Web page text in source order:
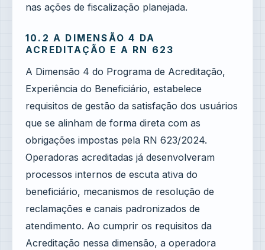
nas ações de fiscalização planejada.
10.2 A DIMENSÃO 4 DA
ACREDITAÇÃO E A RN 623
A Dimensão 4 do Programa de Acreditação,
Experiência do Beneficiário, estabelece
requisitos de gestão da satisfação dos usuários
que se alinham de forma direta com as
obrigações impostas pela RN 623/2024.
Operadoras acreditadas já desenvolveram
processos internos de escuta ativa do
beneficiário, mecanismos de resolução de
reclamações e canais padronizados de
atendimento. Ao cumprir os requisitos da
Acreditação nessa dimensão, a operadora